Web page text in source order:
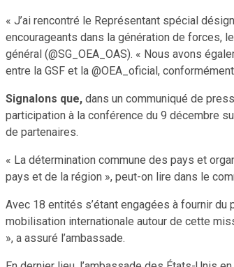
« J’ai rencontré le Représentant spécial
encourageants dans la génération de forces,
général (@SG_OEA_OAS). « Nous avons
entre la GSF et la @OEA_oficial,
Signalons que, dans un communiqué de
participation à la conférence du 9 décembre
de partenaires.
« La détermination commune des pays et
pays et de la région », peut-on lire dans le
Avec 18 entités s’étant engagées à fournir
mobilisation internationale autour de cette
», a assuré l’ambassade.